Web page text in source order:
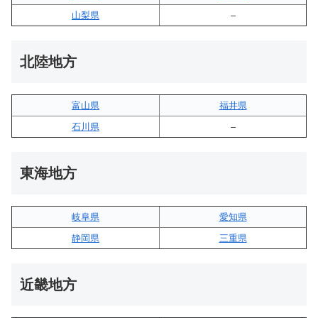
山梨県
–
北陸地方
富山県
福井県
石川県
–
東海地方
岐阜県
愛知県
静岡県
三重県
近畿地方